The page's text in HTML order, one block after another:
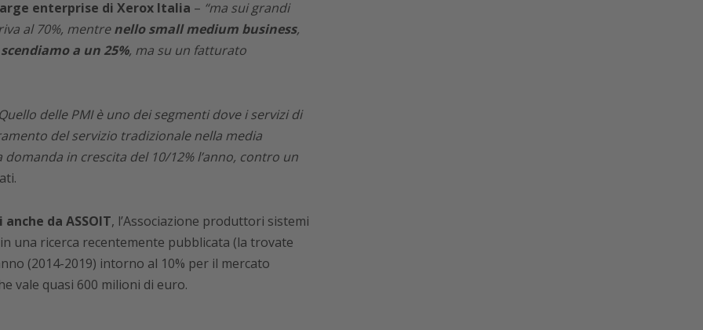
enterprise di Xerox Italia – “ma sui grandi
al 70%, mentrenello small medium business,
scendiamo a un 25%, ma su un fatturato
delle PMI è uno dei segmenti dove i servizi di
del servizio tradizionale nella media
in crescita del 10/12% l’anno, contro un
da ASSOIT, l’Associazione produttori sistemi
una ricerca recentemente pubblicata (la trovate
(2014-2019) intorno al 10% per il mercato
vale quasi 600 milioni di euro.